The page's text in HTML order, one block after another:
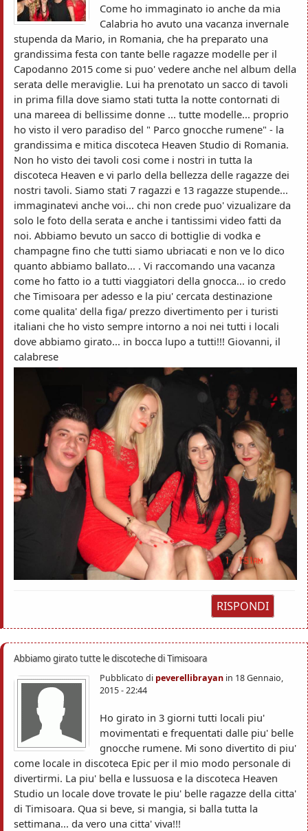
Come ho immaginato io anche da mia
Calabria ho avuto una vacanza invernale
stupenda da Mario, in Romania, che ha preparato una
grandissima festa con tante belle ragazze modelle per il
Capodanno 2015 come si puo' vedere anche nel album della
serata delle meraviglie. Lui ha prenotato un sacco di tavoli
in prima filla dove siamo stati tutta la notte contornati di
una mareea di bellissime donne ... tutte modelle... proprio
ho visto il vero paradiso del " Parco gnocche rumene" - la
grandissima e mitica discoteca Heaven Studio di Romania.
Non ho visto dei tavoli cosi come i nostri in tutta la
discoteca Heaven e vi parlo della bellezza delle ragazze dei
nostri tavoli. Siamo stati 7 ragazzi e 13 ragazze stupende...
immaginatevi anche voi... chi non crede puo' vizualizare da
solo le foto della serata e anche i tantissimi video fatti da
noi. Abbiamo bevuto un sacco di bottiglie di vodka e
champagne fino che tutti siamo ubriacati e non ve lo dico
quanto abbiamo ballato... . Vi raccomando una vacanza
come ho fatto io a tutti viaggiatori della gnocca... io credo
che Timisoara per adesso e la piu' cercata destinazione
come qualita' della figa/ prezzo divertimento per i turisti
italiani che ho visto sempre intorno a noi nei tutti i locali
dove abbiamo girato... in bocca lupo a tutti!!! Giovanni, il
calabrese
RISPONDI
Abbiamo girato tutte le discoteche di Timisoara
Pubblicato di peverellibrayan in 18 Gennaio,
2015 - 22:44
Ho girato in 3 giorni tutti locali piu'
movimentati e frequentati dalle piu' belle
gnocche rumene. Mi sono divertito di piu'
come locale in discoteca Epic per il mio modo personale di
divertirmi. La piu' bella e lussuosa e la discoteca Heaven
Studio un locale dove trovate le piu' belle ragazze della citta'
di Timisoara. Qua si beve, si mangia, si balla tutta la
settimana... da vero una citta' viva!!!